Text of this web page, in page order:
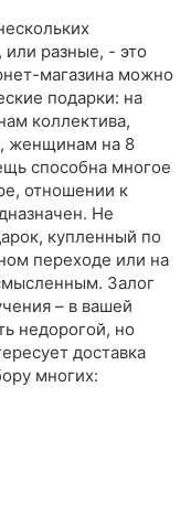
разные, - это
магазина можно
подарки: на
коллектива,
женщинам на 8
способна многое
отношении к
Не
купленный по
переходе или на
Залог
– в вашей
недорогой, но
доставка
многих: